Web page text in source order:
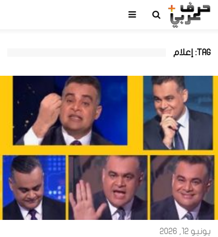
TAG: إعلام
يونيو 12, 2026